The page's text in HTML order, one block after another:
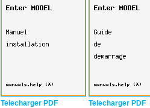
Telecharger PDF Telecharger PDF